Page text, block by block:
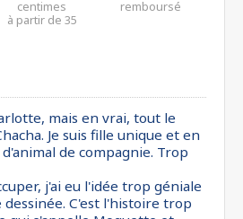
centimes
à partir de 35
remboursé
mais en vrai, tout le
Je suis fille unique et en
de compagnie. Trop
j'ai eu l'idée trop géniale
C'est l'histoire trop